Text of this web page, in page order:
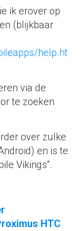
ik erover op
(blijkbaar
help.ht
via de
te zoeken
over zulke
en is te
Vikings”.
HTC